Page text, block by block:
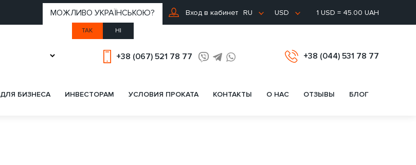
Вход в кабинет RU
МОЖЛИВО УКРАЇНСЬКОЮ?
ТАК НІ
USD 1 USD = 45.00 UAH
+38 (067) 521 78 77 +38 (044) 531 78 77
ДЛЯ БИЗНЕСА ИНВЕСТОРАМ УСЛОВИЯ ПРОКАТА КОНТАКТЫ О НАС ОТЗЫВЫ БЛОГ